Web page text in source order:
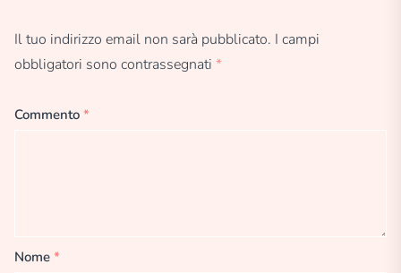
Il tuo indirizzo email non sarà pubblicato. I campi
obbligatori sono contrassegnati *
Commento *
Nome *